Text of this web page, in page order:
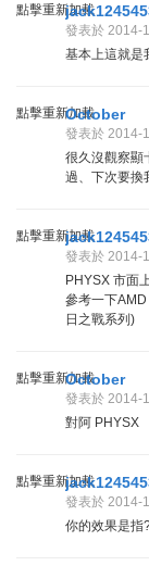
點擊重新加載
發表於 2014-
基本上這就是
點擊重新加載October
發表於 2014-
很久沒觀察顯
過、下次要換
點擊重新加載
發表於 2014-
PHYSX 市面
參考一下
日之戰系列)
點擊重新加載October
發表於 2014-
對阿 PHYSX
點擊重新加載
發表於 2014-
你的效果是指